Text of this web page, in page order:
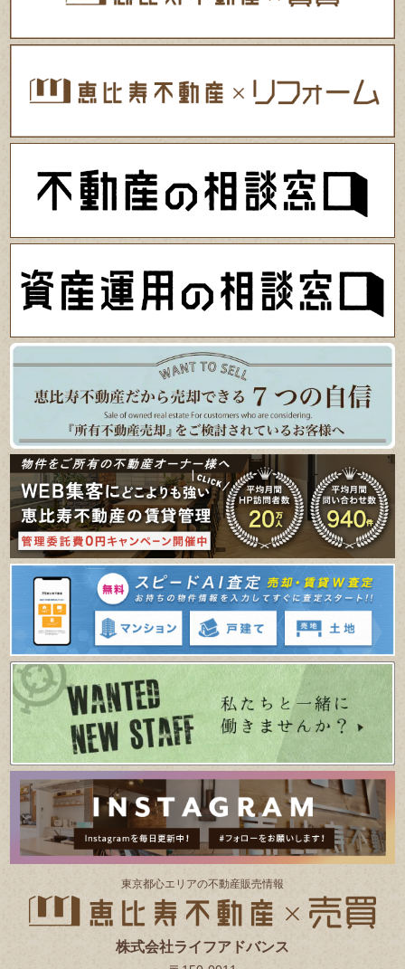
東京都⼼エリアの不動産販売情報
株式会社ライフアドバンス